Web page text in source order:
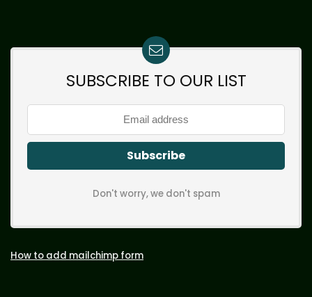
SUBSCRIBE TO OUR LIST
Don't worry, we don't spam
How to add mailchimp form